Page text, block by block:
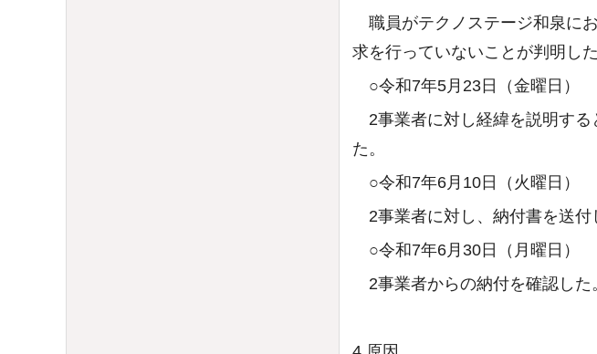
職員がテクノステージ和泉に
求を行っていないことが判明した
○令和7年5月23日（金曜日）
2事業者に対し経緯を説明する
た。
○令和7年6月10日（火曜日）
2事業者に対し、納付書を送付
○令和7年6月30日（月曜日）
2事業者からの納付を確認した